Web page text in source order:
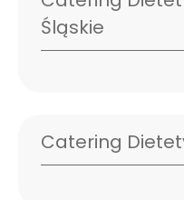
Śląskie
Catering